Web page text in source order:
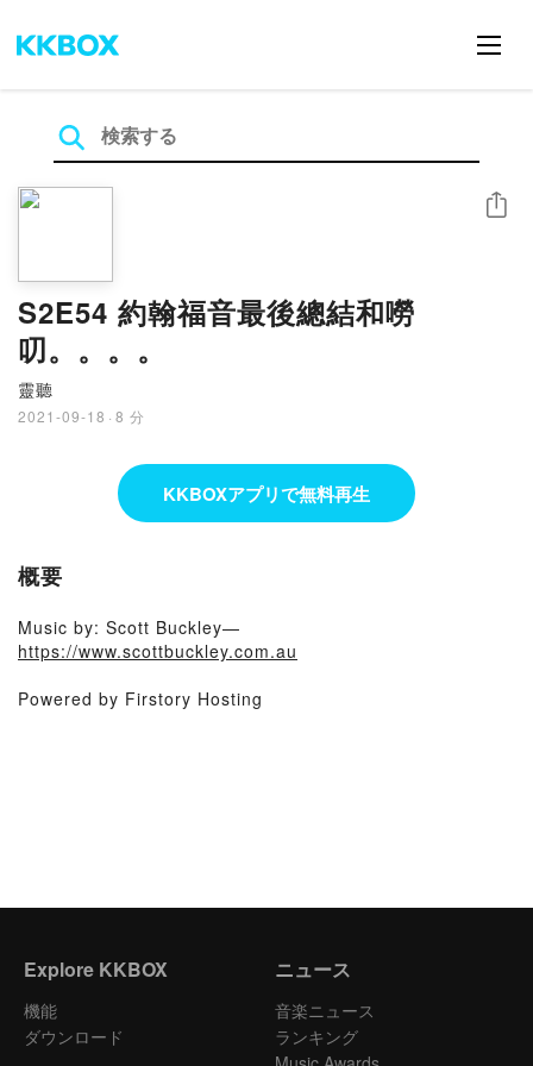
S2E54 約翰福音最後總結和嘮
叨。。。。
靈聽
2021-09-18 · 8 分
シェア
KKBOXアプリで無料再生
概要
Music by: Scott Buckley—
https://www.scottbuckley.com.au
Powered by Firstory Hosting
Explore KKBOX
機能
ダウンロード
ニュース
音楽ニュース
ランキング